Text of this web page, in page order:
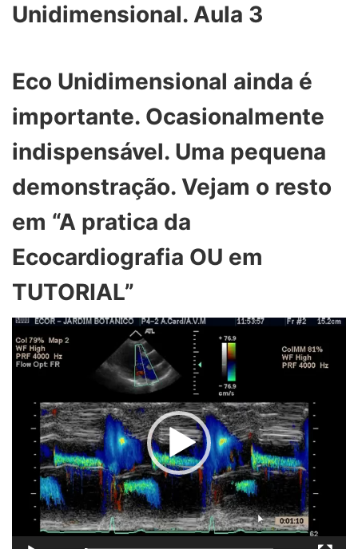
Unidimensional. Aula 3
Eco Unidimensional ainda é
importante. Ocasionalmente
indispensável. Uma pequena
demonstração. Vejam o resto
em “A pratica da
Ecocardiografia OU em
TUTORIAL”
Tocador
de
vídeo